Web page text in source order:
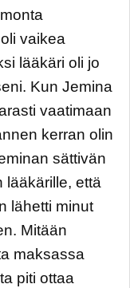
vaikea
lääkäri oli jo
Kun Jemina
vaatimaan
kerran olin
sättivän
lääkärille, että
lähetti minut
Mitään
maksassa
piti ottaa